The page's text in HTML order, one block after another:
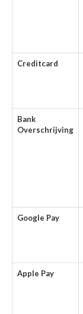
Creditcard
Bank
Overschrijving
Google Pay
Apple Pay